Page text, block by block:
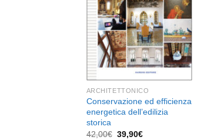
dei
desideri
ARCHITETTONICO
Conservazione ed efficienza
energetica dell’edilizia
storica
42,00€ Il
39,90€Il